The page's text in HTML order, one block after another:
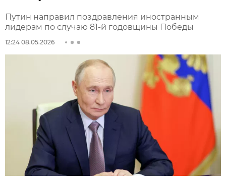
Путин направил поздравления иностранным
лидерам по случаю 81-й годовщины Победы
12:24 08.05.2026